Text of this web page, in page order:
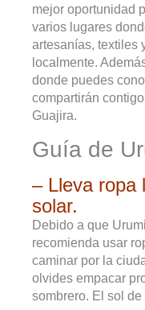
mejor oportunidad
varios lugares
artesanías, textiles
localmente.
donde puedes
compartirán
Guajira.
Guía de
– Lleva ropa
solar.
Debido a que
recomienda usar
caminar por la
olvides empacar
sombrero. El sol